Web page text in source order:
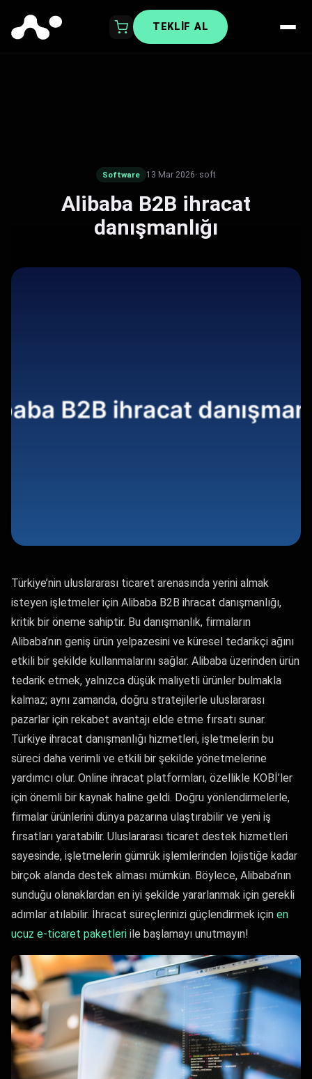
TEKLIF AL
Software 13 Mar 2026· soft
Alibaba B2B ihracat
danışmanlığı
Türkiye’nin uluslararası ticaret arenasında yerini almak
isteyen işletmeler için Alibaba B2B ihracat danışmanlığı,
kritik bir öneme sahiptir. Bu danışmanlık, firmaların
Alibaba’nın geniş ürün yelpazesini ve küresel tedarikçi ağını
etkili bir şekilde kullanmalarını sağlar. Alibaba üzerinden ürün
tedarik etmek, yalnızca düşük maliyetli ürünler bulmakla
kalmaz; aynı zamanda, doğru stratejilerle uluslararası
pazarlar için rekabet avantajı elde etme fırsatı sunar.
Türkiye ihracat danışmanlığı hizmetleri, işletmelerin bu
süreci daha verimli ve etkili bir şekilde yönetmelerine
yardımcı olur. Online ihracat platformları, özellikle KOBİ’ler
için önemli bir kaynak haline geldi. Doğru yönlendirmelerle,
firmalar ürünlerini dünya pazarına ulaştırabilir ve yeni iş
fırsatları yaratabilir. Uluslararası ticaret destek hizmetleri
sayesinde, işletmelerin gümrük işlemlerinden lojistiğe kadar
birçok alanda destek alması mümkün. Böylece, Alibaba’nın
sunduğu olanaklardan en iyi şekilde yararlanmak için gerekli
adımlar atılabilir. İhracat süreçlerinizi güçlendirmek için en
ucuz e-ticaret paketleri ile başlamayı unutmayın!